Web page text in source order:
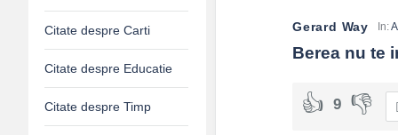
Gerard Way In:
Berea nu te
9
Citate despre Carti
Citate despre Educatie
Citate despre Timp